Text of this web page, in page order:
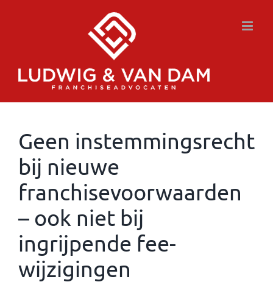
Geen instemmingsrecht
bij nieuwe
franchisevoorwaarden
– ook niet bij
ingrijpende fee-
wijzigingen